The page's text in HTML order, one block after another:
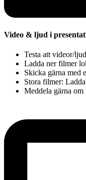
Video & ljud i
Testa att videor/
Ladda ner filmer
Skicka gärna med
Stora filmer:
Meddela gärna